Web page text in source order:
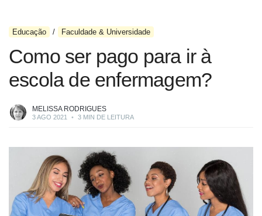
Educação Faculdade & Universidade
Como ser pago para ir à
escola de enfermagem?
MELISSA RODRIGUES
3 AGO 2021 • 3 MIN DE LEITURA